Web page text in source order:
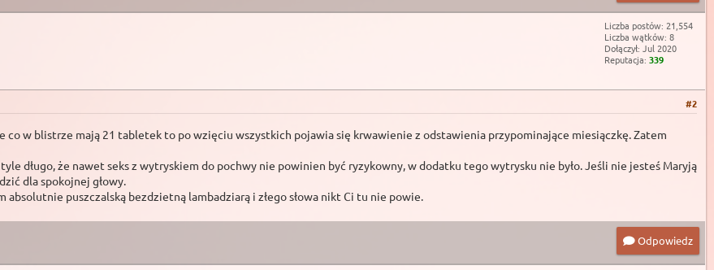
Liczba postów: 21,554
Liczba wątków: 8
Dołączył: Jul 2020
Reputacja: 339
#2
co w blistrze mają 21 tabletek to po wzięciu wszystkich pojawia się krwawienie z odstawienia przypominające miesiączkę. Zatem
długo, że nawet seks z wytryskiem do pochwy nie powinien być ryzykowny, w dodatku tego wytrysku nie było. Jeśli nie jesteś Maryją
dla spokojnej głowy.
puszczalską bezdzietną lambadziarą i złego słowa nikt Ci tu nie powie.
Odpowiedz